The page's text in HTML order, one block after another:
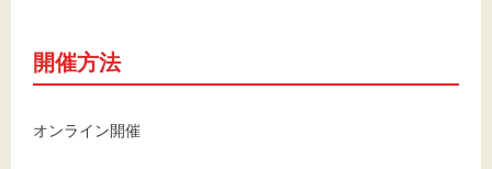
開催方法
オンライン開催